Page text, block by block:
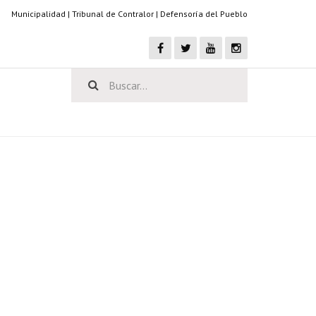
Municipalidad | Tribunal de Contralor | Defensoría del Pueblo